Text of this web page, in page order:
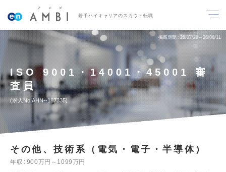
若手ハイキャリアのスカウト転職
掲載期間 26/07/29～26/08/11
ISO 9001・14001・45001 審
査員
求人No.AHN--187335
その他、技術系（電気・電子・半導体）
年収
900万円～1099万円